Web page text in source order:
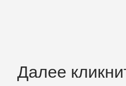
Далее